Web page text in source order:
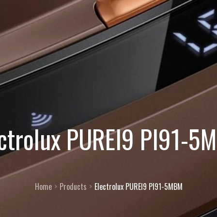
PUREI9 PI91-
Home Products Electrolux PUREI9 PI91-5MBM